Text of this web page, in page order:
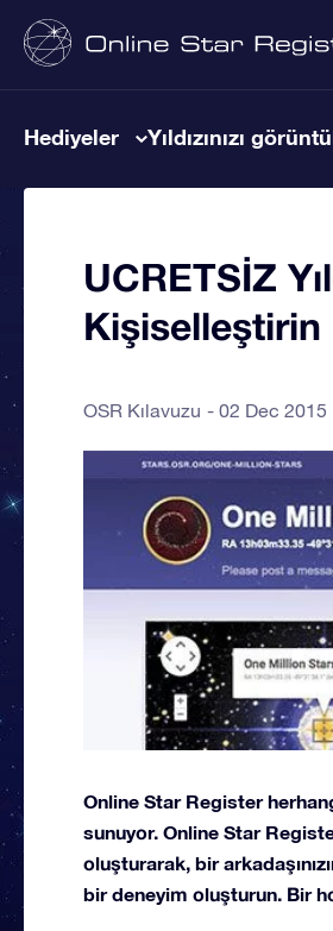
Hediyeler Yıldızınızı
UCRETSİZ
Kişiselleştirin
OSR Kılavuzu 02 Dec 2015
Online Star Register
sunuyor. Online Star
oluşturarak, bir
bir deneyim oluşturun. Bir